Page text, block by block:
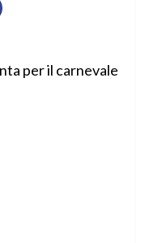
per il carnevale